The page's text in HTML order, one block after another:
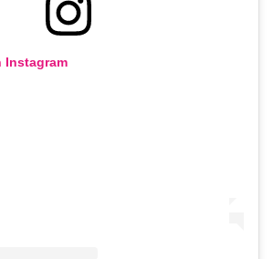
Instagram